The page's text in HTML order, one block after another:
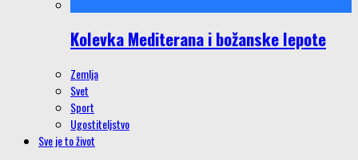
Kolevka Mediterana i božanske lepote
Zemlja
Svet
Sport
Ugostiteljstvo
Sve je to život